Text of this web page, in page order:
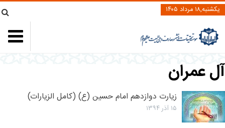
یکشنبه,۱۸ مرداد ۱۴۰۵
آل عمران
زیارت دوازدهم امام حسین (ع) (کامل الزیارات)
۱۵ آذر ۱۳۹۴